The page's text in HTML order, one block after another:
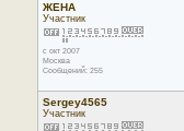
ЖЕНА
Участник
с окт 2007
Москва
Сообщений: 255
Sergey4565
Участник